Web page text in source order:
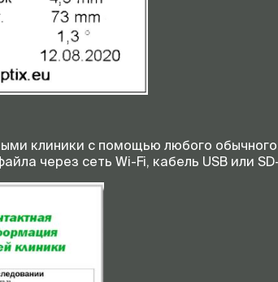
клиники с помощью любого обычного
через сеть Wi-Fi, кабель USB или